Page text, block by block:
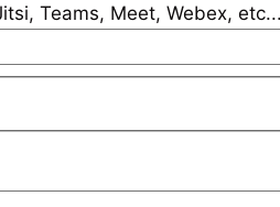
Teams, Meet, Webex,